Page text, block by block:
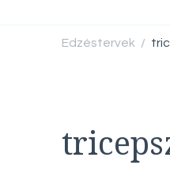
Edzéstervek /